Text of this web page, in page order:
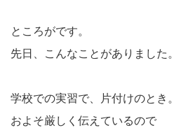
ところがです。
先日、こんなことがありました。
学校での実習で、片付けのとき。
およそ厳しく伝えているので